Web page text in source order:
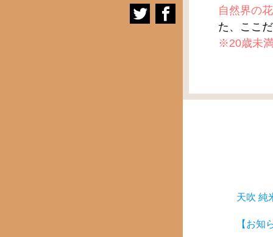
自然界の花
た、ここ
※20歳未
天吹 純
【お知